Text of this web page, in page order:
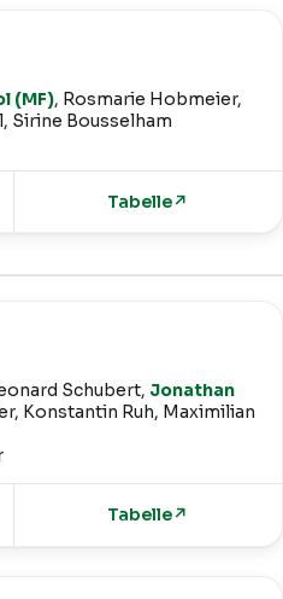
(MF), Rosmarie Hobmeier,
Sirine Bousselham
Tabelle↗
Schubert, Jonathan
Konstantin Ruh, Maximilian
Tabelle↗